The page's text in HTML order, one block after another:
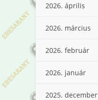
2026. április
2026. március
2026. február
2026. január
2025. december